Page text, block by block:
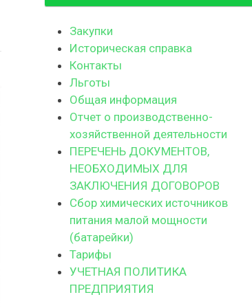
Закупки
Историческая справка
Контакты
Льготы
Общая информация
Отчет о производственно-
хозяйственной деятельности
ПЕРЕЧЕНЬ ДОКУМЕНТОВ,
НЕОБХОДИМЫХ ДЛЯ
ЗАКЛЮЧЕНИЯ ДОГОВОРОВ
Сбор химических источников
питания малой мощности
(батарейки)
Тарифы
УЧЕТНАЯ ПОЛИТИКА
ПРЕДПРИЯТИЯ